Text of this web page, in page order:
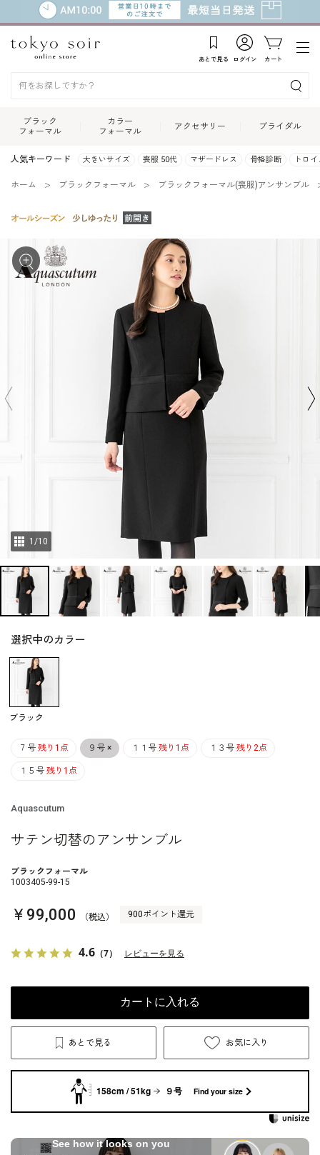
あとで見る ログイン カート
ブラック
フォーマル
カラー
フォーマル
アクセサリー ブライダル
人気キーワード 大きいサイズ 喪服 50代 マザードレス 骨格診断 トロ
ホーム ブラックフォーマル ブラックフォーマル(喪服)アンサンブル
1 /10
選択中のカラー
ブラック
７号 残り1点 ９号 × １１号 残り1点 １３号 残り2点
１５号 残り1点
Aquascutum
サテン切替のアンサンブル
ブラックフォーマル
1003405-99-15
￥99,000 （税込） 900ポイント還元
4.6 （7） レビューを見る
カートに入れる
あとで見る お気に入り
158cm / 51kg ９号 Find your size
See how it looks on you